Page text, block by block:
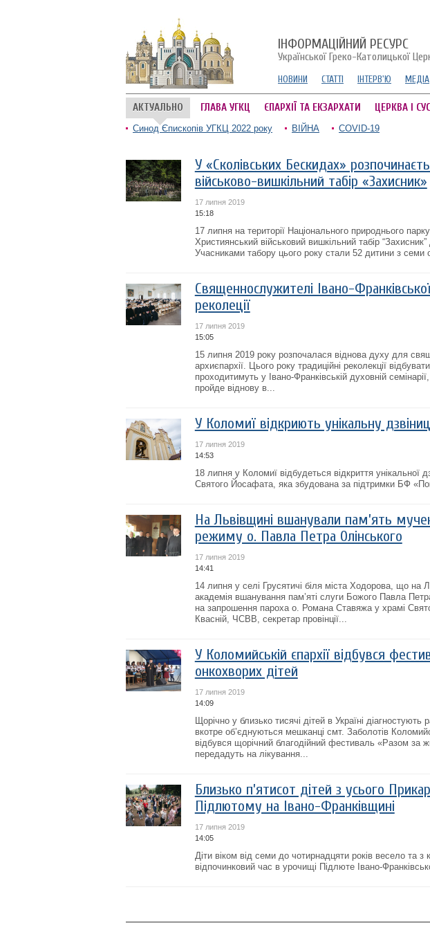
ІНФОРМАЦІЙНИЙ РЕСУРС
Української Греко-Католицької
НОВИНИ СТАТТІ ІНТЕРВ'Ю МЕДІА
АКТУАЛЬНО ГЛАВА УГКЦ ЄПАРХІЇ ТА ЕКЗАРХАТИ ЦЕРКВА І
Синод Єпископів УГКЦ 2022 року ВІЙНА COVID-19
У «Сколівських Бескидах»
військово-вишкільний табір «Захисник»
17 липня 2019
15:18
17 липня на території Національного природнього
Християнський військовий вишкільний табір
Учасниками табору цього року стали 52 дитини з семи
Священнослужителі Івано-
реколеції
17 липня 2019
15:05
15 липня 2019 року розпочалася віднова духу для
архиєпархії. Цього року традиційні реколекції
проходитимуть у Івано-Франківській духовній
пройде віднову в...
У Коломиї відкриють унікальну
17 липня 2019
14:53
18 липня у Коломиї відбудеться відкриття унікальної
Святого Йосафата, яка збудована за підтримки БФ
На Львівщині вшанували пам’ять
режиму о. Павла Петра Олінського
17 липня 2019
14:41
14 липня у селі Грусятичі біля міста Ходорова, що на
академія вшанування пам’яті слуги Божого Павла
на запрошення пароха о. Романа Ставяжа у храмі
Квасній, ЧСВВ, секретар провінції...
У Коломийській єпархії відбувся
онкохворих дітей
17 липня 2019
14:09
Щорічно у близько тисячі дітей в Україні
вкотре об’єднуються мешканці смт. Заболотів
відбувся щорічний благодійний фестиваль «Разом за
передадуть на лікування...
Близько п’ятисот дітей з усього
Підлютому на Івано-Франківщині
17 липня 2019
14:05
Діти віком від семи до чотирнадцяти років весело та з
відпочинковий час в урочищі Підлюте Івано-